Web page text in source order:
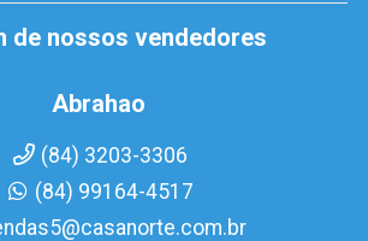
de nossos vendedores
Abrahao
(84) 3203-3306
(84) 99164-4517